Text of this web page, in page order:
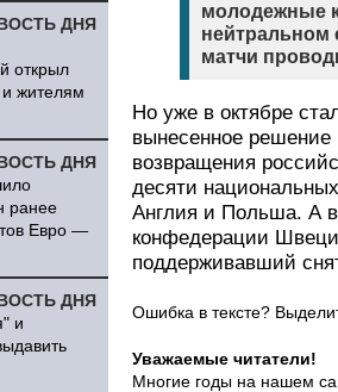
ДНЯ
открыл
жителям
ДНЯ
ранее
Евро —
ДНЯ
и
молодежные
нейтральном
матчи
Но уже в октябре
вынесенное решение
возвращения
десяти
Англия и Польша. А
конфедерации
поддерживавший
Ошибка в тексте?
Уважаемые читатели!
Многие годы на нашем